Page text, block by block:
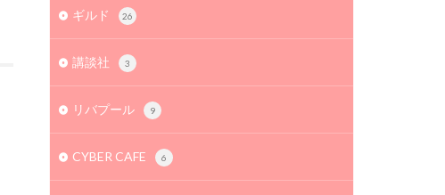
ギルド 26
講談社 3
リバプール 9
CYBER CAFE 6